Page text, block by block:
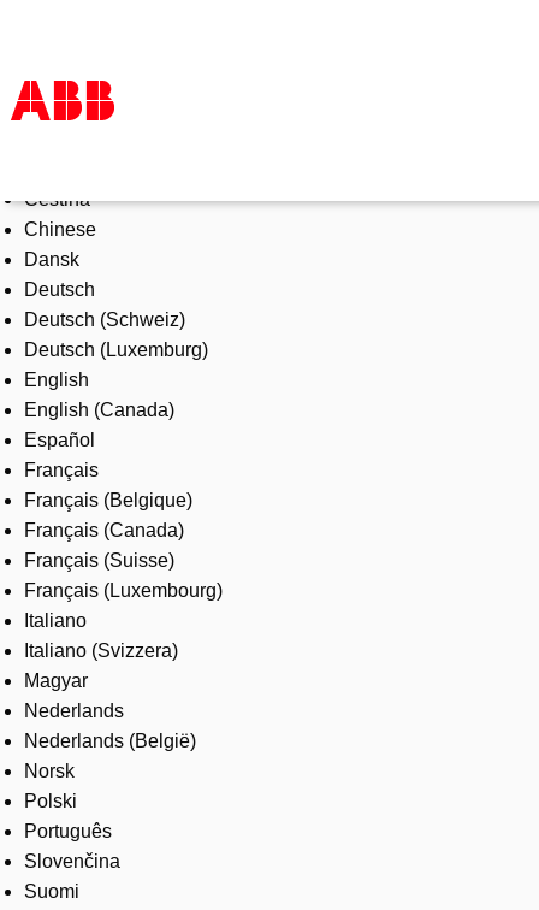
Products & Solutions
Industries
Services
About us
Where to buy
Contact us
Careers
Čeština
Chinese
Dansk
Deutsch
Deutsch (Schweiz)
Deutsch (Luxemburg)
English
English (Canada)
Español
Français
Français (Belgique)
Français (Canada)
Français (Suisse)
Français (Luxembourg)
Italiano
Italiano (Svizzera)
Magyar
Nederlands
Nederlands (België)
Norsk
Polski
Português
Slovenčina
Suomi